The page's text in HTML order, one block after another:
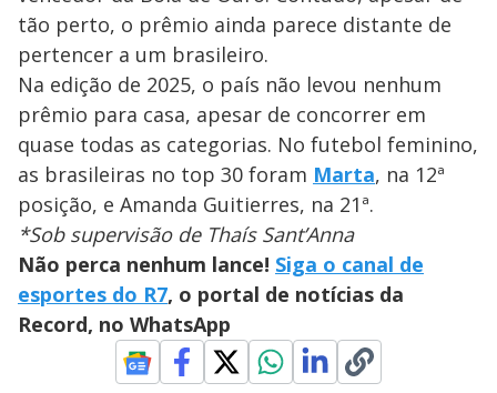
tão perto, o prêmio ainda parece distante de
pertencer a um brasileiro.
Na edição de 2025, o país não levou nenhum
prêmio para casa, apesar de concorrer em
quase todas as categorias. No futebol feminino,
as brasileiras no top 30 foram Marta, na 12ª
posição, e Amanda Guitierres, na 21ª.
*Sob supervisão de Thaís Sant’Anna
Não perca nenhum lance! Siga o canal de
esportes do R7, o portal de notícias da
Record, no WhatsApp